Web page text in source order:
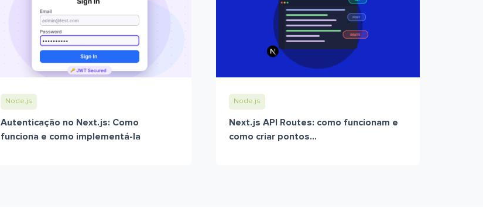
Node.js
Autenticação no Next.js: Como
funciona e como implementá-la
Node.js
Next.js API Routes: como funcionam e
como criar pontos...